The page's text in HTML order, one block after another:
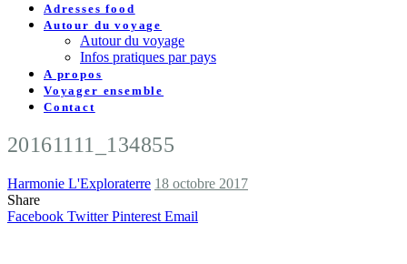
Adresses food
Autour du voyage
Autour du voyage
Infos pratiques par pays
A propos
Voyager ensemble
Contact
20161111_134855
Harmonie L'Exploraterre 18 octobre 2017
Share
Facebook Twitter Pinterest Email